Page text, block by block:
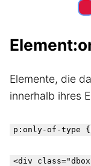
Elemente, die
innerhalb ihres
p :only-of-type
<div